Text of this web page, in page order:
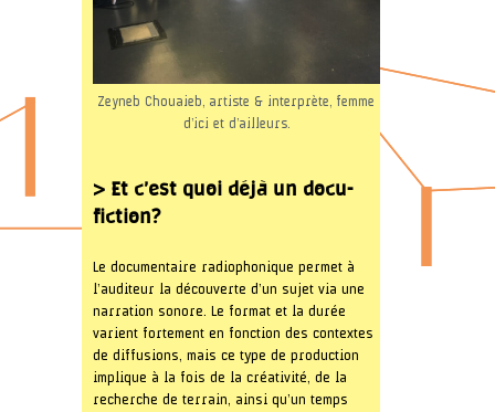
Zeyneb Chouaieb, artiste & interprète, femme
d’ici et d’ailleurs.
> Et c’est quoi déjà un docu-
fiction?
Le documentaire radiophonique permet à
l’auditeur la découverte d’un sujet via une
narration sonore. Le format et la durée
varient fortement en fonction des contextes
de diffusions, mais ce type de production
implique à la fois de la créativité, de la
recherche de terrain, ainsi qu’un temps